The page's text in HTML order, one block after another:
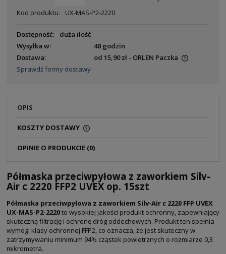
Kod produktu: UX-MAS-P2-2220
Dostępność:
duża ilość
Wysyłka w:
48 godzin
Dostawa:
od 15,90 zł - ORLEN Paczka
Sprawdź formy dostawy
OPIS
KOSZTY DOSTAWY
OPINIE O PRODUKCIE (0)
Półmaska przeciwpyłowa z zaworkiem Silv-
Air c 2220 FFP2 UVEX op. 15szt
Półmaska przeciwpyłowa z zaworkiem Silv-Air c 2220 FFP UVEX
UX-MAS-P2-2220to wysokiej jakości produkt ochronny, zapewniający
skuteczną filtrację i ochronę dróg oddechowych. Produkt ten spełnia
wymogi klasy ochronnej FFP2, co oznacza, że jest skuteczny w
zatrzymywaniu minimum 94% cząstek powietrznych o rozmiarze 0,3
mikrometra.